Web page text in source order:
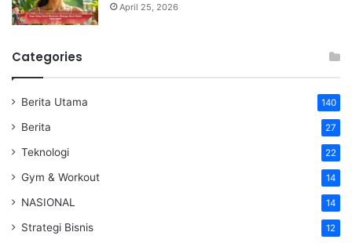
April 25, 2026
Categories
Berita Utama 140
Berita 27
Teknologi 22
Gym & Workout 14
NASIONAL 14
Strategi Bisnis 12